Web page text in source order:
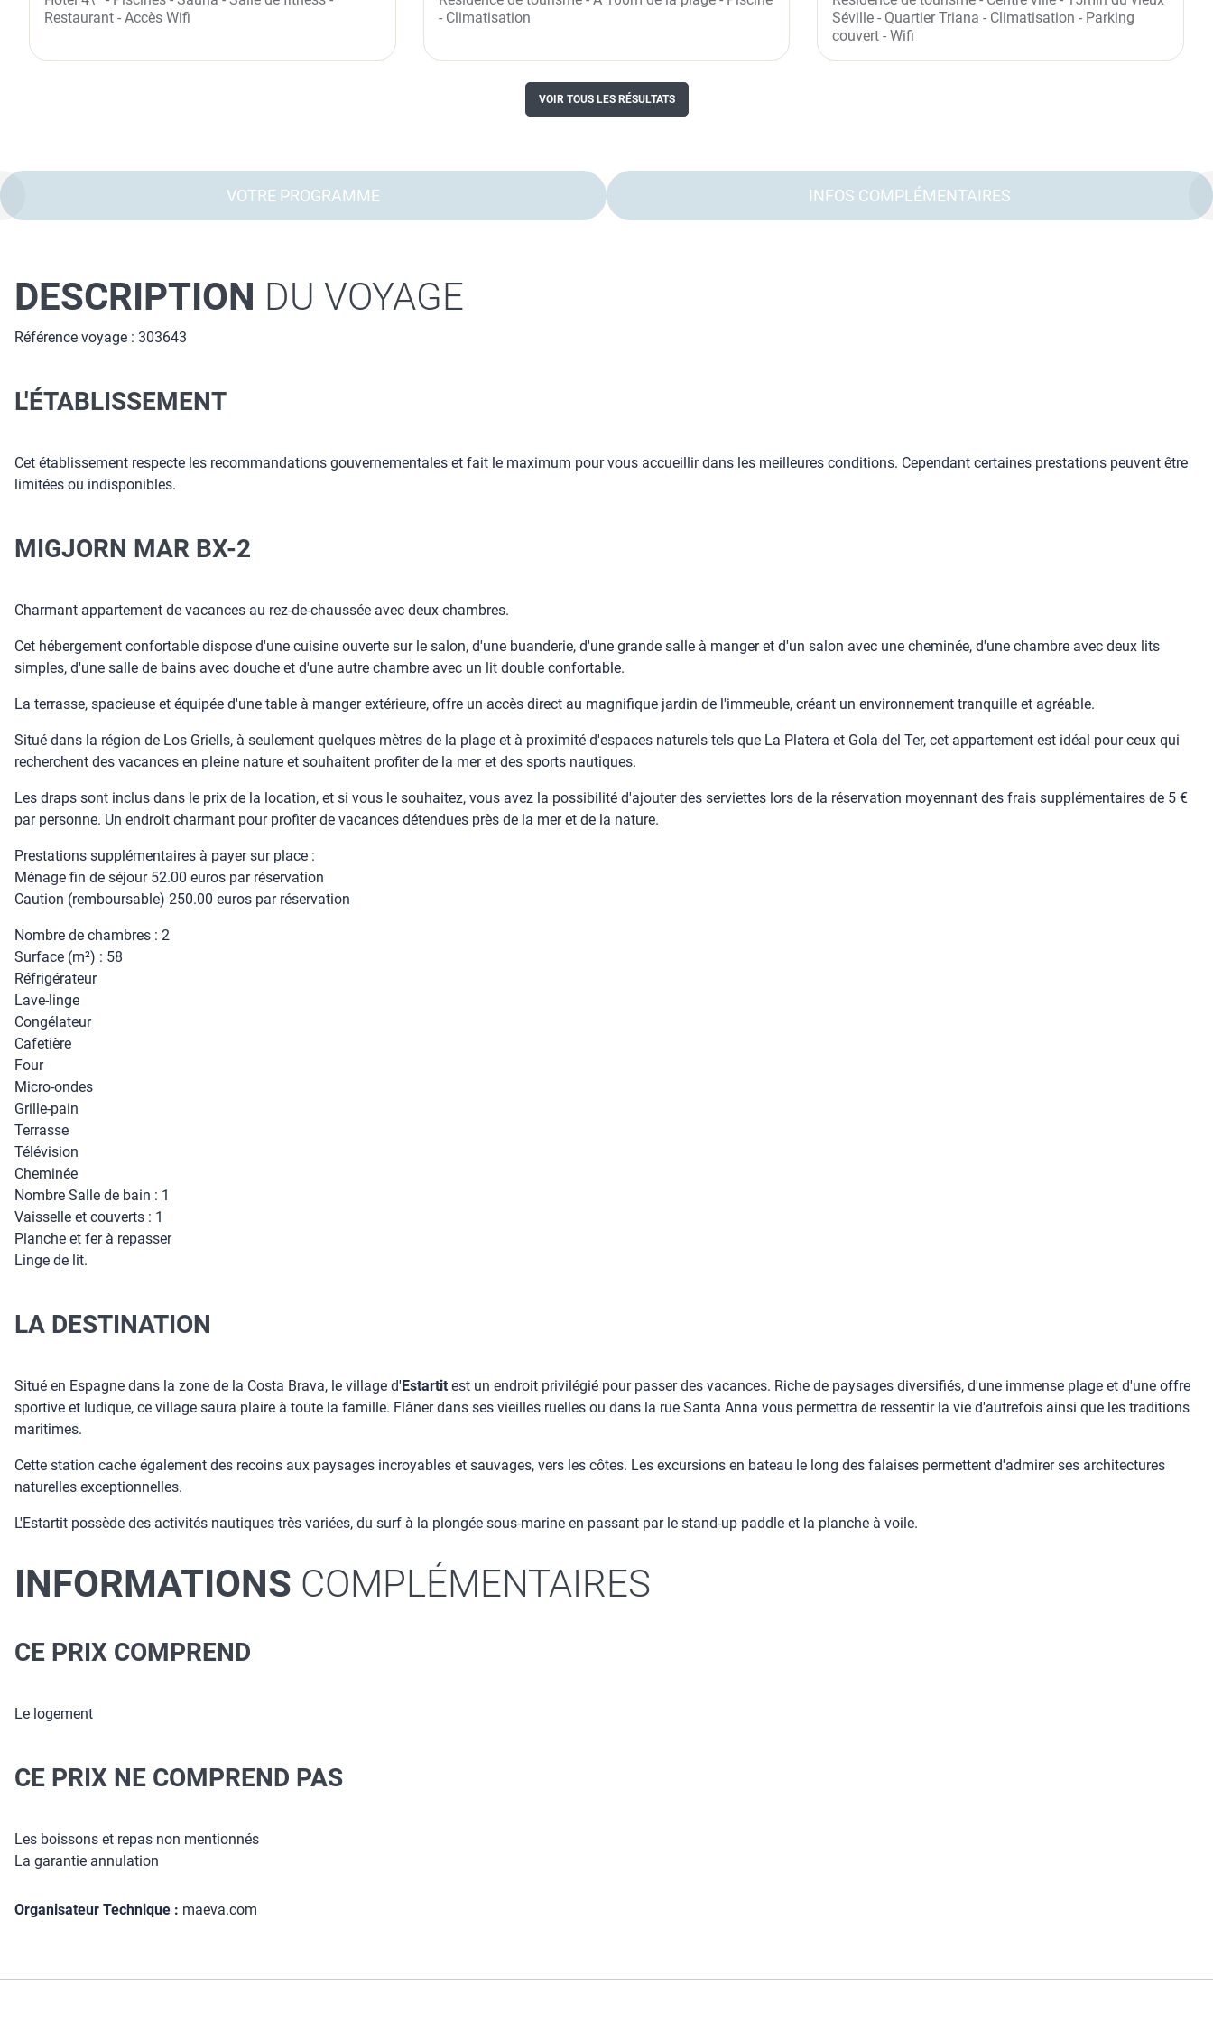
Restaurant - Accès Wifi
- Climatisation
Séville - Quartier Triana - Climatisation - Parking
couvert - Wifi
VOIR TOUS LES RÉSULTATS
VOTRE PROGRAMME INFOS COMPLÉMENTAIRES
DESCRIPTION DU VOYAGE
Référence voyage : 303643
L'ÉTABLISSEMENT
Cet établissement respecte les recommandations gouvernementales et fait le maximum pour vous accueillir dans les meilleures conditions. Cependant certaines prestations peuvent être
limitées ou indisponibles.
MIGJORN MAR BX-2
Charmant appartement de vacances au rez-de-chaussée avec deux chambres.
Cet hébergement confortable dispose d'une cuisine ouverte sur le salon, d'une buanderie, d'une grande salle à manger et d'un salon avec une cheminée, d'une chambre avec deux lits
simples, d'une salle de bains avec douche et d'une autre chambre avec un lit double confortable.
La terrasse, spacieuse et équipée d'une table à manger extérieure, offre un accès direct au magnifique jardin de l'immeuble, créant un environnement tranquille et agréable.
Situé dans la région de Los Griells, à seulement quelques mètres de la plage et à proximité d'espaces naturels tels que La Platera et Gola del Ter, cet appartement est idéal pour ceux qui
recherchent des vacances en pleine nature et souhaitent profiter de la mer et des sports nautiques.
Les draps sont inclus dans le prix de la location, et si vous le souhaitez, vous avez la possibilité d'ajouter des serviettes lors de la réservation moyennant des frais supplémentaires de 5 €
par personne. Un endroit charmant pour profiter de vacances détendues près de la mer et de la nature.
Prestations supplémentaires à payer sur place :
Ménage fin de séjour 52.00 euros par réservation
Caution (remboursable) 250.00 euros par réservation
Nombre de chambres : 2
Surface (m²) : 58
Réfrigérateur
Lave-linge
Congélateur
Cafetière
Four
Micro-ondes
Grille-pain
Terrasse
Télévision
Cheminée
Nombre Salle de bain : 1
Vaisselle et couverts : 1
Planche et fer à repasser
Linge de lit.
LA DESTINATION
Situé en Espagne dans la zone de la Costa Brava, le village d'Estartit est un endroit privilégié pour passer des vacances. Riche de paysages diversifiés, d'une immense plage et d'une offre
sportive et ludique, ce village saura plaire à toute la famille. Flâner dans ses vieilles ruelles ou dans la rue Santa Anna vous permettra de ressentir la vie d'autrefois ainsi que les traditions
maritimes.
Cette station cache également des recoins aux paysages incroyables et sauvages, vers les côtes. Les excursions en bateau le long des falaises permettent d'admirer ses architectures
naturelles exceptionnelles.
L'Estartit possède des activités nautiques très variées, du surf à la plongée sous-marine en passant par le stand-up paddle et la planche à voile.
INFORMATIONS COMPLÉMENTAIRES
CE PRIX COMPREND
Le logement
CE PRIX NE COMPREND PAS
Les boissons et repas non mentionnés
La garantie annulation
Organisateur Technique : maeva.com